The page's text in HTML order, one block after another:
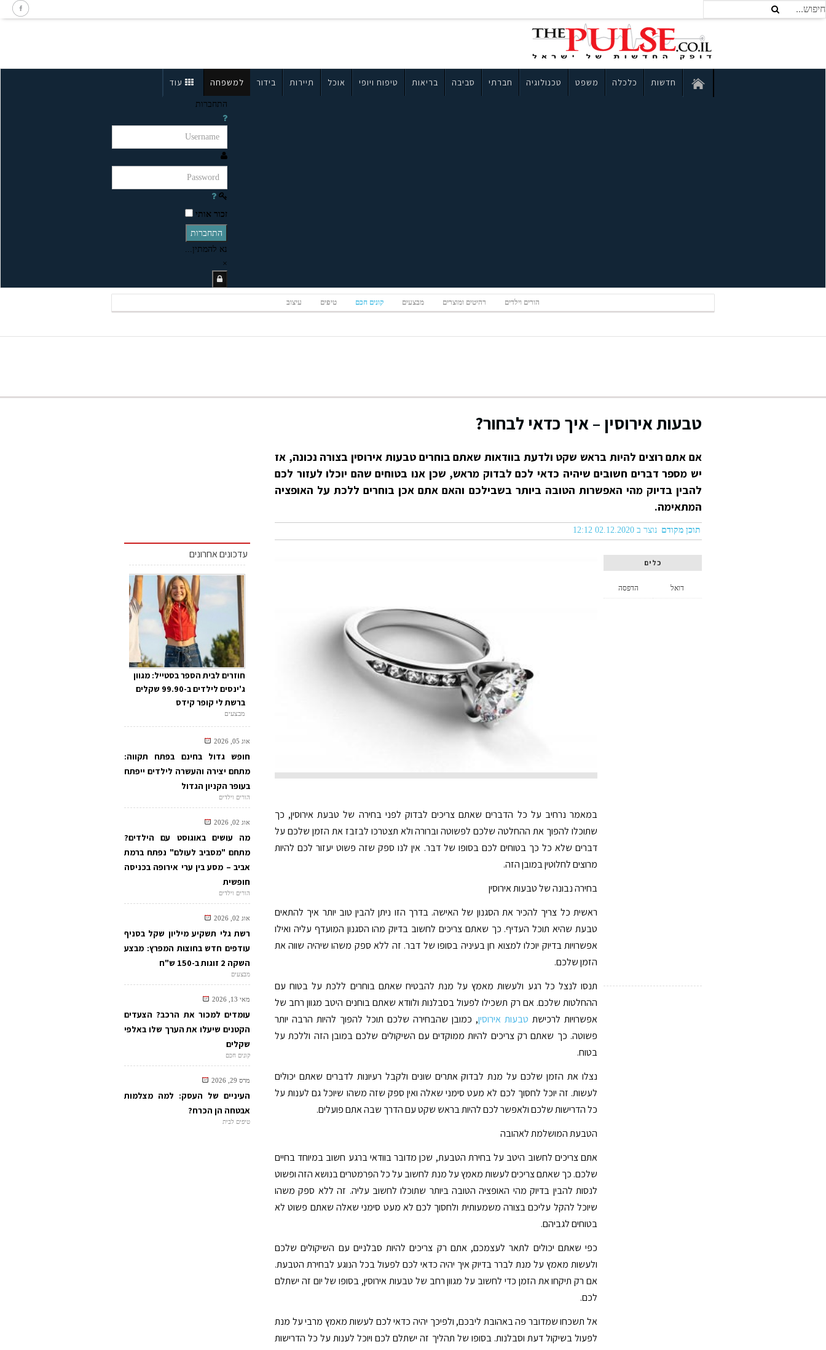
חדשות כלכלה משפט טכנולוגיה חברתי סביבה בריאות טיפוח ויופי אוכל תיירות בידור למשפחה עוד
התחברות
זכור אותי
התחברות
נא להמתין...
×
הורים וילדים רהיטים ומוצרים מבצעים קונים חכם טיפים עיצוב
טבעות אירוסין – איך כדאי לבחור?
אם אתם רוצים להיות בראש שקט ולדעת בוודאות שאתם בוחרים טבעות אירוסין בצורה נכונה, אז
יש מספר דברים חשובים שיהיה כדאי לכם לבדוק מראש, שכן אנו בטוחים שהם יוכלו לעזור לכם
להבין בדיוק מהי האפשרות הטובה ביותר בשבילכם והאם אתם אכן בוחרים ללכת על האופציה
המתאימה.
תוכן מקודם נוצר ב 02.12.2020 12:12
כלים
הדפסה דואל
במאמר נרחיב על כל הדברים שאתם צריכים לבדוק לפני בחירה של טבעת אירוסין, כך
שתוכלו להפוך את ההחלטה שלכם לפשוטה וברורה ולא תצטרכו לבזבז את הזמן שלכם על
דברים שלא כל כך בטוחים לכם בסופו של דבר. אין לנו ספק שזה פשוט יעזור לכם להיות
מרוצים לחלוטין במובן הזה.
בחירה נבונה של טבעות אירוסין
ראשית כל צריך להכיר את הסגנון של האישה. בדרך הזו ניתן להבין טוב יותר איך להתאים
טבעת שהיא תוכל העדיף. כך שאתם צריכים לחשוב בדיוק מהו הסגנון המועדף עליה ואילו
אפשרויות בדיוק יוכלו למצוא חן בעיניה בסופו של דבר. זה ללא ספק משהו שיהיה שווה את
הזמן שלכם.
תנסו לנצל כל רגע ולעשות מאמץ על מנת להבטיח שאתם בוחרים ללכת על בטוח עם
ההחלטות שלכם. אם רק תשכילו לפעול בסבלנות ולוודא שאתם בוחנים היטב מגוון רחב של
אפשרויות לרכישת טבעות אירוסין, כמובן שהבחירה שלכם תוכל להפוך להיות הרבה יותר
פשוטה. כך שאתם רק צריכים להיות ממוקדים עם השיקולים שלכם במובן הזה וללכת על
בטוח.
נצלו את הזמן שלכם על מנת לבדוק אתרים שונים ולקבל רעיונות לדברים שאתם יכולים
לעשות. זה יוכל לחסוך לכם לא מעט סימני שאלה ואין ספק שזה משהו שיוכל גם לענות על
כל הדרישות שלכם ולאפשר לכם להיות בראש שקט עם הדרך שבה אתם פועלים.
הטבעת המושלמת לאהובה
אתם צריכים לחשוב היטב על בחירת הטבעת, שכן מדובר בוודאי ברגע חשוב במיוחד בחיים
שלכם. כך שאתם צריכים לעשות מאמץ על מנת לחשוב על כל הפרמטרים בנושא הזה ופשוט
לנסות להבין בדיוק מהי האופציה הטובה ביותר שתוכלו לחשוב עליה. זה ללא ספק משהו
שיוכל להקל עליכם בצורה משמעותית ולחסוך לכם לא מעט סימני שאלה שאתם פשוט לא
בטוחים לגביהם.
כפי שאתם יכולים לתאר לעצמכם, אתם רק צריכים להיות סבלניים עם השיקולים שלכם
ולעשות מאמץ על מנת לברר בדיוק איך יהיה כדאי לכם לפעול בכל הנוגע לבחירת הטבעת.
אם רק תיקחו את הזמן כדי לחשוב על מגוון רחב של טבעות אירוסין, בסופו של יום זה ישתלם
לכם.
אל תשכחו שמדובר פה באהובת ליבכם, ולפיכך יהיה כדאי לכם לעשות מאמץ מרבי על מנת
לפעול בשיקול דעת וסבלנות. בסופו של תהליך זה ישתלם לכם ויוכל לענות על כל הדרישות
עדכונים אחרונים
חוזרים לבית הספר בסטייל: מגוון
ג'ינסים לילדים ב-99.90 שקלים
ברשת לי קופר קידס
מבצעים
אוג 05, 2026
חופש גדול בחינם בפתח תקווה:
מתחם יצירה והעשרה לילדים ייפתח
בעופר הקניון הגדול
הורים וילדים
אוג 02, 2026
מה עושים באוגוסט עם הילדים?
מתחם "מסביב לעולם" נפתח ברמת
אביב – מסע בין ערי אירופה בכניסה
חופשית
הורים וילדים
אוג 02, 2026
רשת גלי תשקיע מיליון שקל בסניף
עודפים חדש בחוצות המפרץ: מבצע
השקה 2 זוגות ב-150 ש"ח
מבצעים
מאי 13, 2026
עומדים למכור את הרכב? הצעדים
הקטנים שיעלו את הערך שלו באלפי
שקלים
קונים חכם
מרס 29, 2026
העיניים של העסק: למה מצלמות
אבטחה הן הכרח?
טיפים לבית